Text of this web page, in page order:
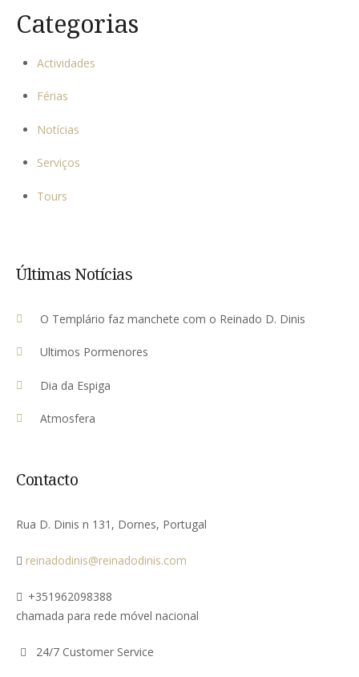
Categorias
Actividades
Férias
Notícias
Serviços
Tours
Últimas Notícias
O Templário faz manchete com o Reinado D. Dinis
Ultimos Pormenores
Dia da Espiga
Atmosfera
Contacto
Rua D. Dinis n 131, Dornes, Portugal
reinadodinis@reinadodinis.com
+351962098388
chamada para rede móvel nacional
24/7 Customer Service